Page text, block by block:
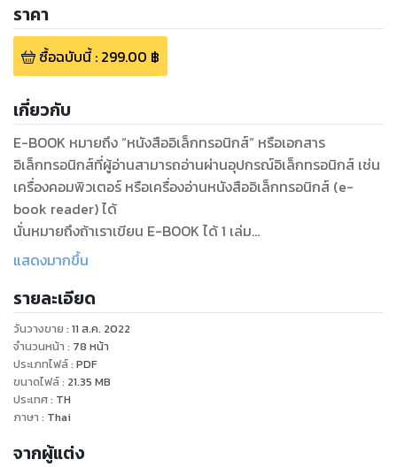
ราคา
ซื้อฉบับนี้: 299.00 ฿
เกี่ยวกับ
E-BOOK หมายถึง “หนังสืออิเล็กทรอนิกส์” หรือเอกสาร
อิเล็กทรอนิกส์ที่ผู้อ่านสามารถอ่านผ่านอุปกรณ์อิเล็กทรอนิกส์ เช่น
เครื่องคอมพิวเตอร์ หรือเครื่องอ่านหนังสืออิเล็กทรอนิกส์ (e-
book reader) ได้
นั่นหมายถึงถ้าเราเขียน E-BOOK ได้ 1 เล่ม
เท่ากับเราเขียนหนังสือได้ 1 เล่ม ถ้าคุณต้องการเขียน
,เว็บไซต์ นายอินทร์ ,เว็บไซต์ OOKBEE ,เว็บไซต์ Mebmarket และ
เว็บไซต์ DD-ebook เป็นต้น เพื่อสร้างรายได้อีกช่องทาง เป็นราย
ได้เสริม หรือเป็นอาชีพเป็นรายได้หลัก แนะนำอีบุ๊กเล่มนี้เลย
อีบุ๊กเล่มนี้จะสอนวิธีทำอีบุ๊กสำหรับผู้เริ่มต้น สอนตั้งแต่เริ่มต้นทุก
ขั้นตอนอย่างละเอียดจนถึงวางขาย แบบไม่ละเมิดลิขสิทธิ์ลงขาย
ได้ทุกเว็บไซต์ สอนจากประสบการณ์จริง ทำอุบุ๊กขายจริง มีรายได้
แสดงมากขึ้น
รายละเอียด
วันวางขาย : 11 ส.ค. 2022
จำนวนหน้า : 78 หน้า
ประเภทไฟล์: PDF
ขนาดไฟล์: 21.35 MB
ประเทศ: TH
ภาษา : Thai
จากผู้แต่ง